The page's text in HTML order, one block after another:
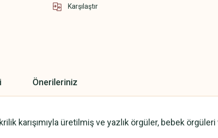
Karşılaştır
Önerileriniz
karışımıyla üretilmiş ve yazlık örgüler, bebek